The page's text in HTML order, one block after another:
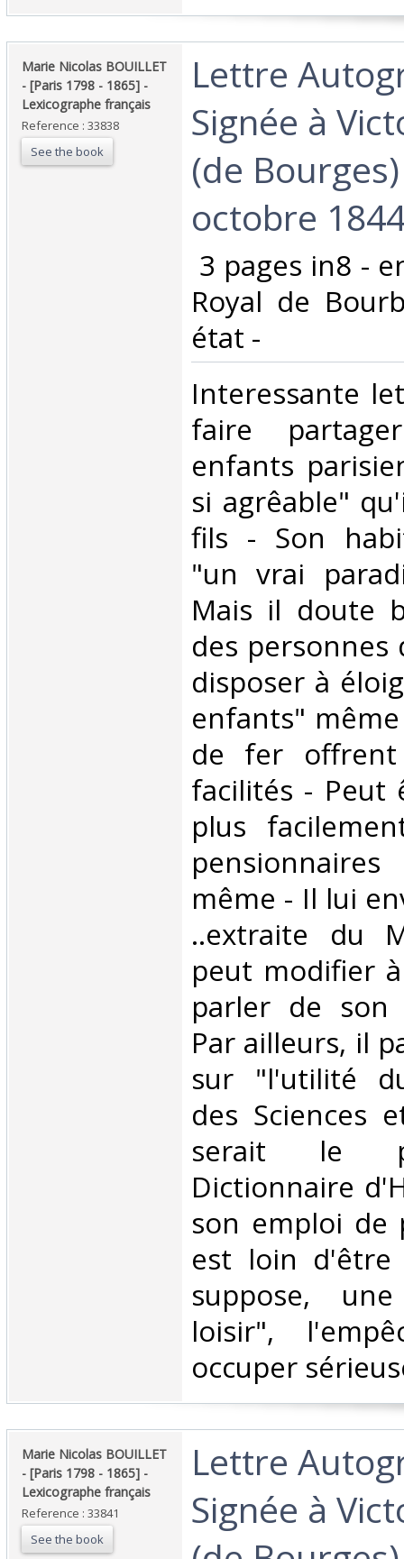
‎Marie Nicolas BOUILLET
- [Paris 1798 - 1865] -
Lexicographe français‎
Reference : 33838
See the book
‎Lettre
Signée à
(de
octobre
3 pages in8 -
Royal de
état -‎
‎Interessante
faire
enfants
si agrêable"
fils - Son
"un vrai
Mais il doute
des personnes
disposer à
enfants"
de fer offrent
facilités -
plus
même - Il lui
..extraite du
peut modifier
parler de son
Par ailleurs, il
sur "l'utilité
des Sciences
serait le
Dictionnaire
son emploi de
est loin
suppose,
loisir",
occuper
‎Marie Nicolas BOUILLET
- [Paris 1798 - 1865] -
Lexicographe français‎
Reference : 33841
See the book
‎Lettre
Signée à